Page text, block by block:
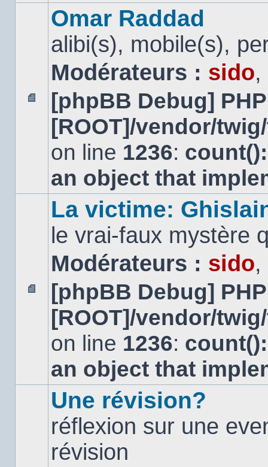
Aucun
message
non
Omar Raddad
alibi(s), mobile(s),
Modérateurs : sido,
[phpBB Debug]
[ROOT]/vendor/
on line 1236:
an object that
Aucun
message
non
La victime:
le vrai-faux mystère
Modérateurs : sido,
[phpBB Debug]
[ROOT]/vendor/
on line 1236:
an object that
Une révision?
réflexion sur une
révision